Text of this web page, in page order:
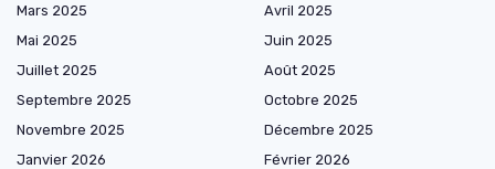
Mars 2025
Avril 2025
Mai 2025
Juin 2025
Juillet 2025
Août 2025
Septembre 2025
Octobre 2025
Novembre 2025
Décembre 2025
Janvier 2026
Février 2026